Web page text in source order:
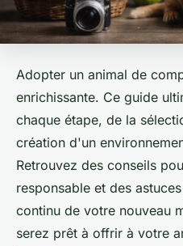
Adopter un animal de
enrichissante. Ce guide
chaque étape, de la
création d'un
Retrouvez des conseils
responsable et des
continu de votre nouveau
serez prêt à offrir à votre